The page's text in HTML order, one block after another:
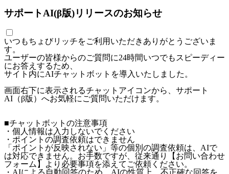
サポートAI(β版)リリースのお知らせ
いつもちょびリッチをご利用いただきありがとうございま
す。
ユーザーの皆様からのご質問に24時間いつでもスピーディー
にお答えするため、
サイト内にAIチャットボットを導入いたしました。
画面右下に表示されるチャットアイコンから、サポート
AI（β版）へお気軽にご質問いただけます。
■チャットボットの注意事項
・個人情報は入力しないでください
・ポイントの調査依頼はできません
「ポイントが反映されない」等の個別の調査依頼は、AIで
は対応できません。お手数ですが、従来通り【お問い合わせ
フォーム】より必要事項を添えてご依頼ください。